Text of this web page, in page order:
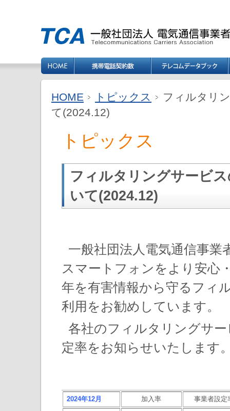
HOME トピックス
フィルタリ
て(2024.12)
トピックス
フィルタリングサービ
いて(2024.12)
一般社団法人電気通信事業
スマートフォンをより安心
年を有害情報から守るフィ
利用をお勧めしています。
各社のフィルタリングサ
定率をお知らせいたします
2024年12月 加入率 事業者設定